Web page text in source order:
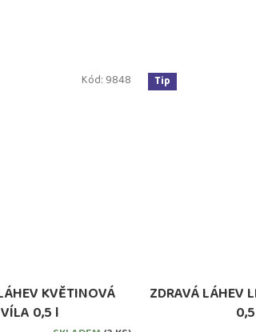
KVĚTINOVÁ
VÍLA 0,5 l
Kód: 9848 Tip
ZDRAVÁ LÁHEV